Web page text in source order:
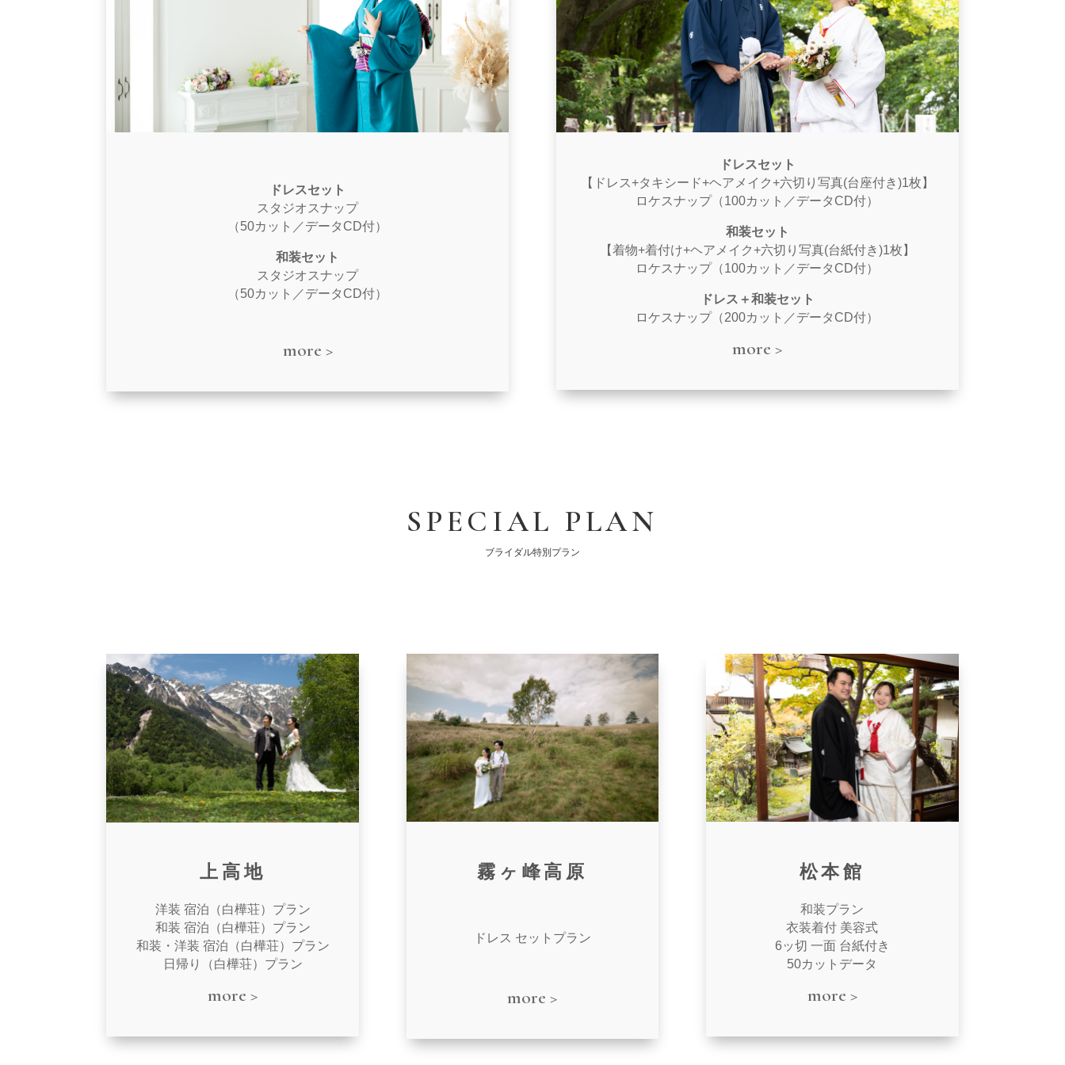
ドレスセット
スタジオスナップ
（50カット／データCD付）
和装セット
スタジオスナップ
（50カット／データCD付）
more >
ドレスセット
【ドレス+タキシード+ヘアメイク+六切り写真(台座付き)1枚】
ロケスナップ（100カット／データCD付）
和装セット
【着物+着付け+ヘアメイク+六切り写真(台紙付き)1枚】
ロケスナップ（100カット／データCD付）
ドレス＋和装セット
ロケスナップ（200カット／データCD付）
more >
SPECIAL PLAN
ブライダル特別プラン
上高地
洋装 宿泊（白樺荘）プラン
和装 宿泊（白樺荘）プラン
和装・洋装 宿泊（白樺荘）プラン
日帰り（白樺荘）プラン
more >
霧ヶ峰高原
ドレス セットプラン
more >
松本館
和装プラン
衣装着付 美容式
6ッ切 一面 台紙付き
50カットデータ
more >